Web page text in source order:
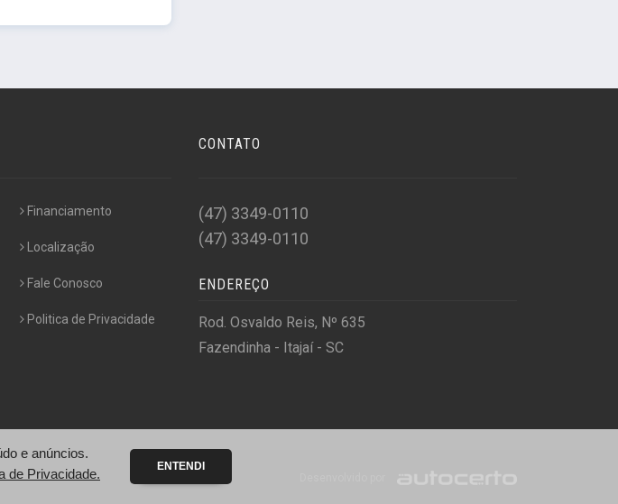
Financiamento
Localização
Fale Conosco
Politica de Privacidade
CONTATO
(47) 3349-0110
(47) 3349-0110
ENDEREÇO
Rod. Osvaldo Reis, Nº 635
Fazendinha - Itajaí - SC
e anúncios.
de Privacidade. ENTENDI